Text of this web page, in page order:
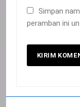
Simpan
peramban ini